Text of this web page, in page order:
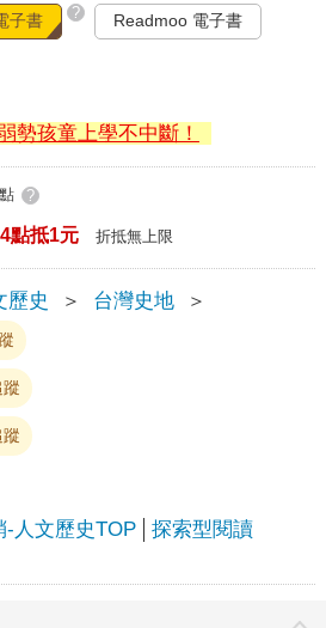
子書 ? Readmoo 電子書
勢孩童上學不中斷！
點 ?
點抵1元 折抵無上限
歷史 ＞ 台灣史地
＞
-人文歷史TOP 探索型閱讀